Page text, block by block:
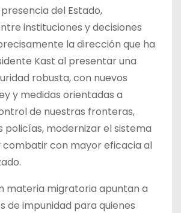
del Estado,
instituciones y decisiones
la dirección que ha
Kast al presentar una
robusta, con nuevos
y medidas orientadas a
de nuestras fronteras,
policías, modernizar el sistema
combatir con mayor eficacia al
materia migratoria apuntan a
de impunidad para quienes